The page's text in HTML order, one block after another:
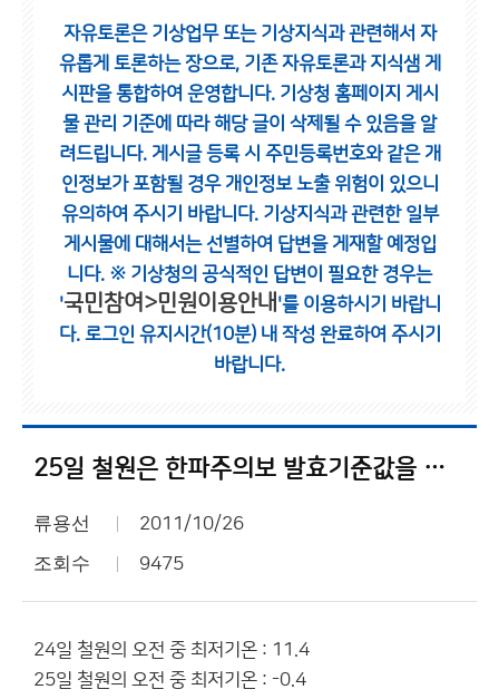
자유토론은 기상업무 또는 기상지식과 관련해서 자
유롭게 토론하는 장으로, 기존 자유토론과 지식샘 게
시판을 통합하여 운영합니다. 기상청 홈페이지 게시
물 관리 기준에 따라 해당 글이 삭제될 수 있음을 알
려드립니다. 게시글 등록 시 주민등록번호와 같은 개
인정보가 포함될 경우 개인정보 노출 위험이 있으니
유의하여 주시기 바랍니다. 기상지식과 관련한 일부
게시물에 대해서는 선별하여 답변을 게재할 예정입
니다. ※ 기상청의 공식적인 답변이 필요한 경우는
'국민참여>민원이용안내 '를 이용하시기 바랍니
다. 로그인 유지시간(10분) 내 작성 완료하여 주시기
바랍니다.
25일 철원은 한파주의보 발효기준값을 충족했습니다.
류용선 2011/10/26
조회수 9475
24일 철원의 오전 중 최저기온 : 11.4
25일 철원의 오전 중 최저기온 : -0.4